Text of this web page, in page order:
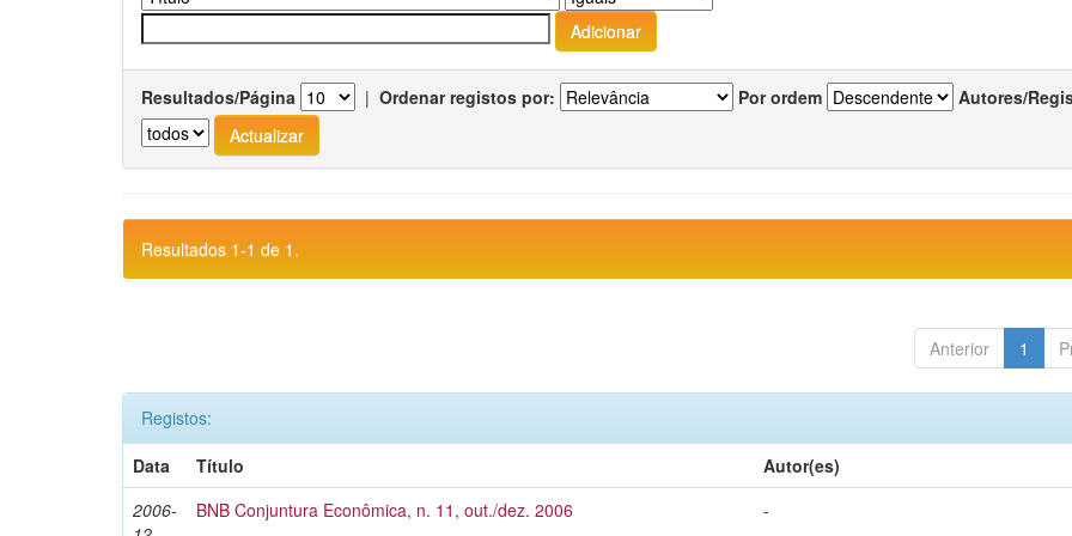
Resultados/Página | Ordenar registos por: Por ordem Autores/
Resultados 1-1 de 1.
Anterior 1
Registos:
Data
Título
Autor(es)
2006-
BNB Conjuntura Econômica, n. 11, out./dez. 2006 -